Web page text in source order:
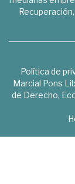
Política de
Marcial Pons
de Derecho,